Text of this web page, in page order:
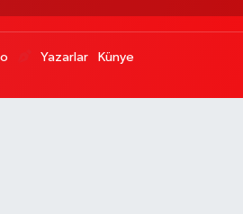
Yazarlar Künye